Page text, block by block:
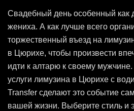
Свадебный день особенный как
жениха. А как лучше всего
торжественный въезд на
в Цюрихе, чтобы произвести
идти к алтарю к своему
услуги лимузина в Цюрихе с
Transfer сделают это событие
вашей жизни. Выберите стиль и